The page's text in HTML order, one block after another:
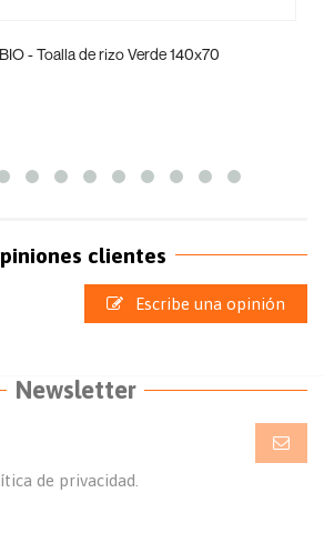
- Toalla de rizo Verde 140x70
clientes
Escribe una opinión
Newsletter
de privacidad.